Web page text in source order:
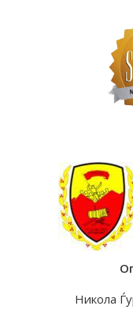
Никола